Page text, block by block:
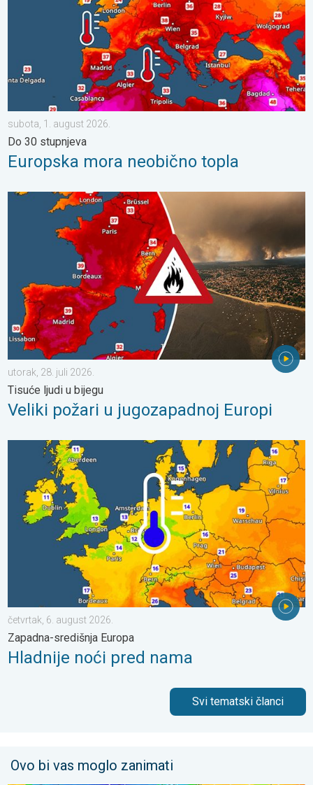
subota, 1. august 2026.
Do 30 stupnjeva
Europska mora neobično topla
Veliki požari u jugozapadnoj Europi. Tisuće ljudi u bijegu. . .
utorak, 28. juli 2026.
Tisuće ljudi u bijegu
Veliki požari u jugozapadnoj Europi
Hladnije noći pred nama. Zapadna-središnja Europa. . .
četvrtak, 6. august 2026.
Zapadna-središnja Europa
Hladnije noći pred nama
Svi tematski članci
Ovo bi vas moglo zanimati